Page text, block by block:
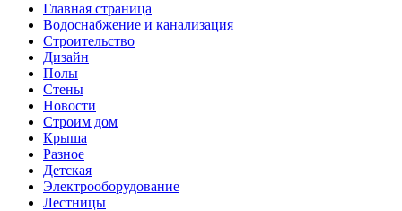
Главная страница
Водоснабжение и канализация
Строительство
Дизайн
Полы
Стены
Новости
Строим дом
Крыша
Разное
Детская
Электрооборудование
Лестницы